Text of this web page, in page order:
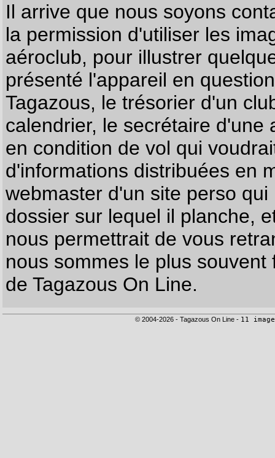
Il arrive que nous soyons
la permission d'utiliser les
aéroclub, pour illustrer
présenté l'appareil en
Tagazous, le trésorier d'un
calendrier, le secrétaire
en condition de vol qui
d'informations distribuées en
webmaster d'un site perso
dossier sur lequel il planche,
nous permettrait de vous
nous sommes le plus
de Tagazous On Line.
© 2004-2026 - Tagazous On Line - 11